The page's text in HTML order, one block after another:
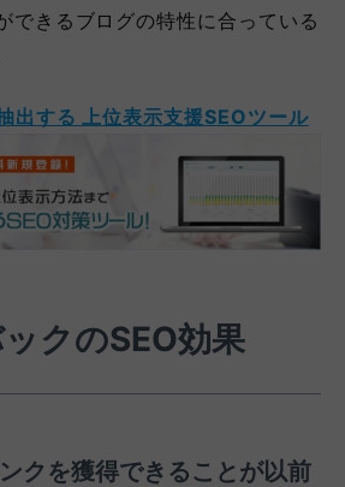
できるブログの特性に合っている
出する 上位表示支援SEOツール
クのSEO効果
クを獲得できることが以前